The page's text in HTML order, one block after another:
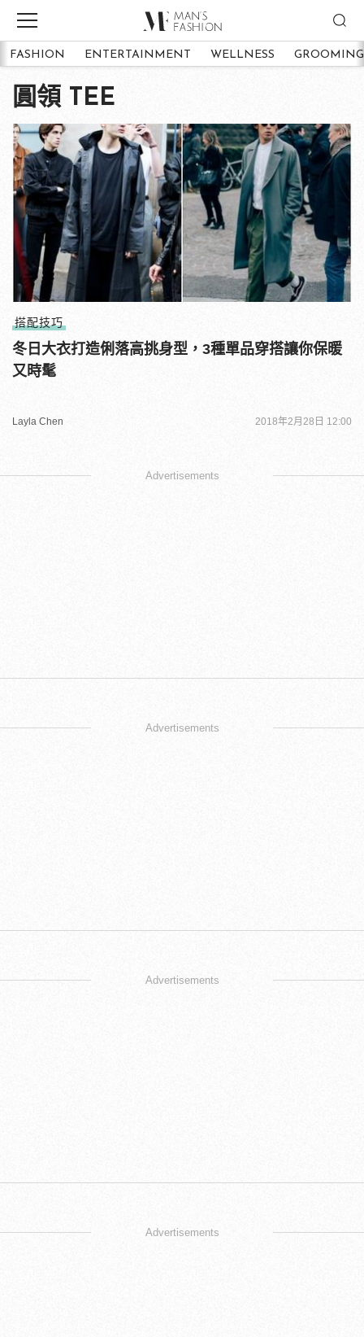
FASHION ENTERTAINMENT WELLNESS GROOMING
圓領 TEE
搭配技巧
冬日大衣打造俐落高挑身型，3種單品穿搭讓你保暖
又時髦
Layla Chen 2018年2月28日 12:00
Advertisements
Advertisements
Advertisements
Advertisements